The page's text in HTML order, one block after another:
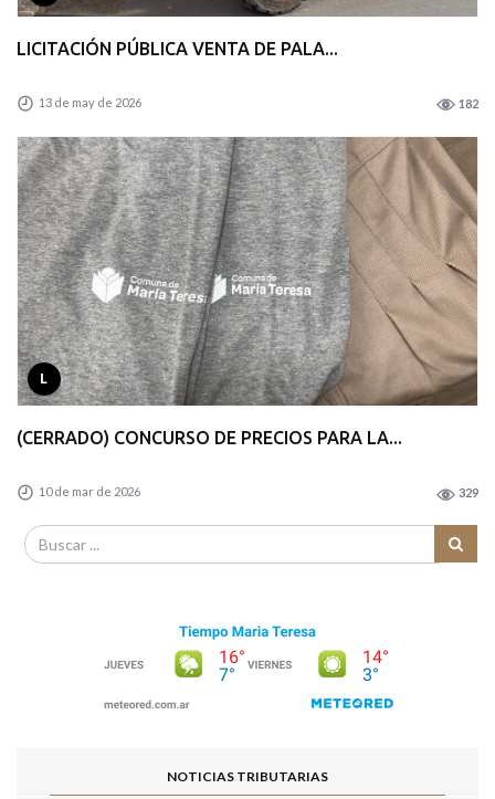
LICITACIÓN PÚBLICA VENTA DE PALA...
13 de may de 2026 182
L
(CERRADO) CONCURSO DE PRECIOS PARA LA...
10 de mar de 2026 329
NOTICIAS TRIBUTARIAS